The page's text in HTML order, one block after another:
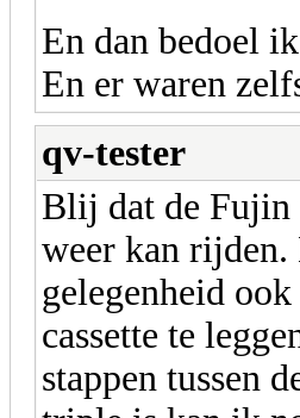
En dan bedoel
En er waren
qv-tester
Blij dat de Fujin
weer kan rijden.
gelegenheid
cassette te
stappen tussen